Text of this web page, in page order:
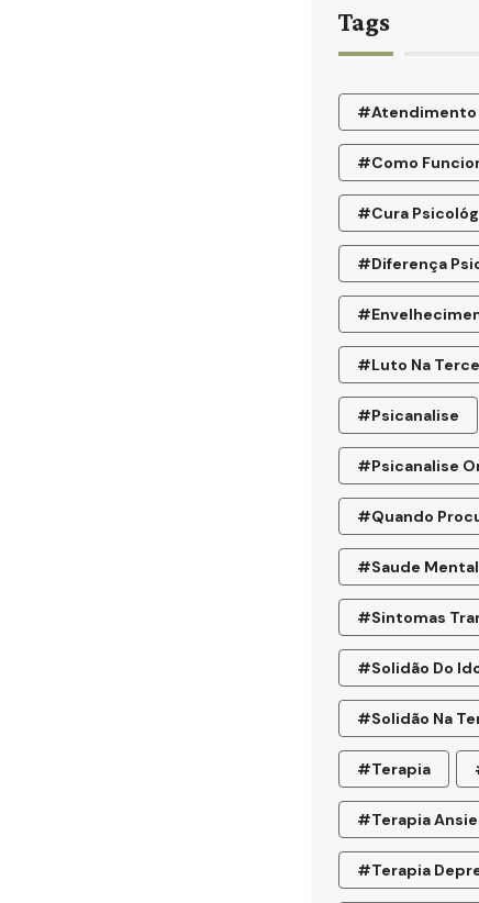
Tags
#atendimento
#como
#cura
#diferença
#luto Na
#psicanalise
#psicanalise
#quando
#saude Mental
#sintomas
#solidão Do
#Solidão Na
#terapia
#terapia
#terapia